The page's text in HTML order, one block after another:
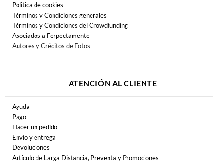
Politica de cookies
Términos y Condiciones generales
Términos y Condiciones del Crowdfunding
Asociados a Ferpectamente
Autores y Créditos de Fotos
ATENCIÓN AL CLIENTE
Ayuda
Pago
Hacer un pedido
Envío y entrega
Devoluciones
Artículo de Larga Distancia, Preventa y Promociones